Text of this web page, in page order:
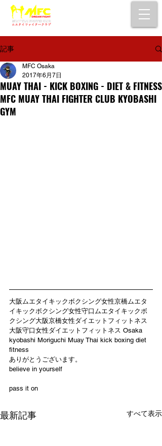
記事
MUAY THAI - KICK BOXING - DIET & FITNESS
MFC MUAY THAI FIGHTER CLUB KYOBASHI
GYM
MFC Osaka
2017年6月7日
大阪ムエタイキックボクシング女性京橋ムエタ
イキックボクシング女性守口ムエタイキックボ
クシング大阪京橋女性ダイエットフィットネス
大阪守口女性ダイエットフィットネス Osaka
kyobashi Moriguchi Muay Thai kick boxing diet
fitness
ありがとうございます。
believe in yourself
pass it on
最新記事 すべて表示